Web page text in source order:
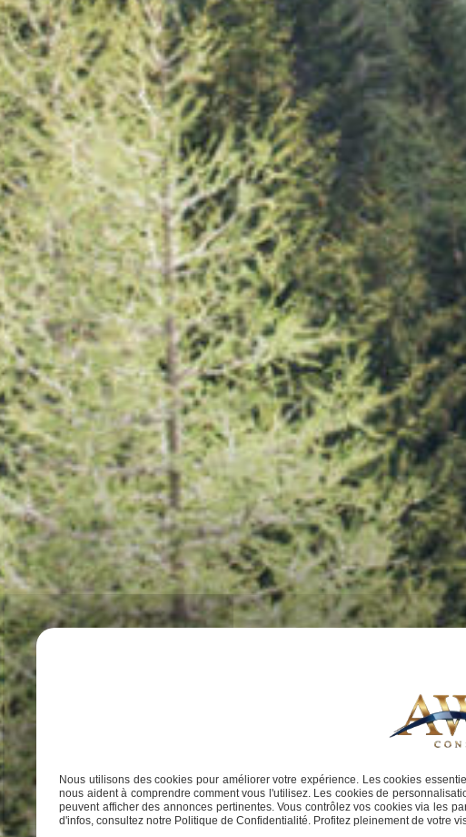
Nous utilisons des cookies pour améliorer votre expérience. Les cookies
nous aident à comprendre comment vous l'utilisez. Les cookies de
peuvent afficher des annonces pertinentes. Vous contrôlez vos cookies via les
d'infos, consultez notre Politique de Confidentialité. Profitez pleinement de votre